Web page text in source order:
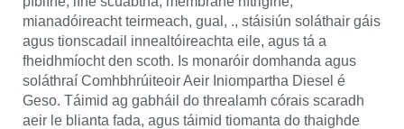
mianadóireacht teirmeach, gual, ., stáisiún soláthair gáis
agus tionscadail innealtóireachta eile, agus tá a
fheidhmíocht den scoth. Is monaróir domhanda agus
soláthraí Comhbhrúiteoir Aeir Iniompartha Diesel é
Geso. Táimid ag gabháil do threalamh córais scaradh
aeir le blianta fada, agus táimid tiomanta do thaighde